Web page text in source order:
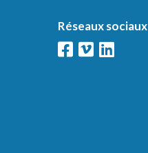
Réseaux sociaux